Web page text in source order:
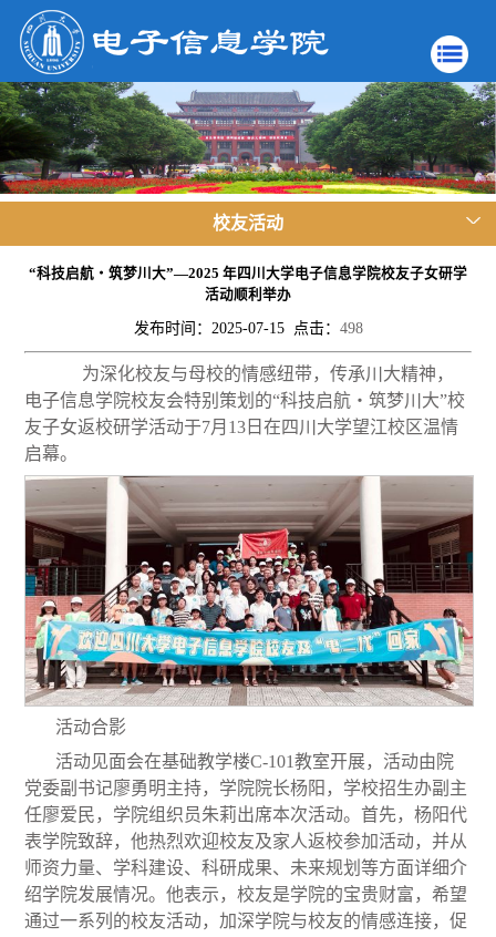
校友活动
“科技启航・筑梦川大”—2025 年四川大学电子信息学院校友子女研学
活动顺利举办
发布时间：2025-07-15 点击： 498
为深化校友与母校的情感纽带，传承川大精神，
电子信息学院校友会特别策划的“科技启航・筑梦川 大”校
友子女返校研学活动于7月13 日在四川大学望江校区温情
启幕。
活动合影
活动见面会在基础教学楼C-101教室开展， 活动由院
党委副书记廖勇明主持，学院院长杨阳，学校招生办副主
任廖爱民，学院组织员朱莉出席本次活动。首先，杨阳代
表学院致辞，他热烈欢迎校友及家人返校参加活动，并从
师资力量、学科建设、科研成果、未来规划等方面详细介
绍学院发展情况。他表示，校友是学院的宝贵财富，希望
通过一系列的校友活动，加深学院与校友的情感连接，促